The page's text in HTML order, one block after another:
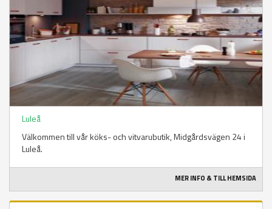
Luleå
Välkommen till vår köks- och vitvarubutik, Midgårdsvägen 24 i
Luleå.
MER INFO & TILL HEMSIDA